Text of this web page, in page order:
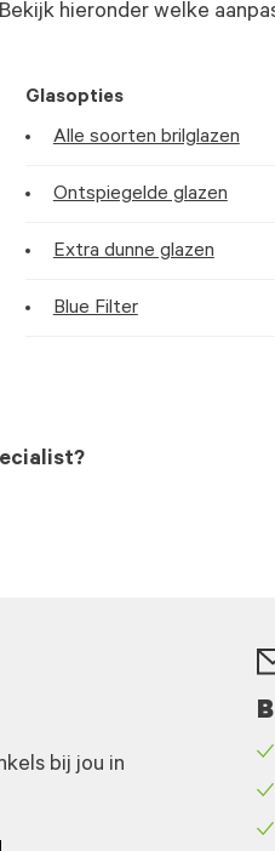
hieronder welke
Glasopties
Alle soorten brilglazen
Ontspiegelde glazen
Extra dunne glazen
Blue Filter
bij jou in